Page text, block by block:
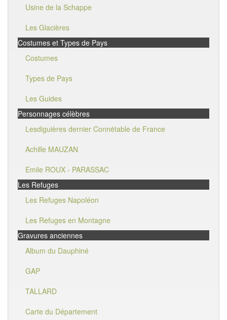
Usine de la Schappe
Les Glacières
Costumes et Types de Pays
Costumes
Types de Pays
Les Guides
Personnages célèbres
Lesdiguières dernier Connétable de France
Achille MAUZAN
Emile ROUX - PARASSAC
Les Refuges
Les Refuges Napoléon
Les Refuges en Montagne
Gravures anciennes
Album du Dauphiné
GAP
TALLARD
Carte du Département